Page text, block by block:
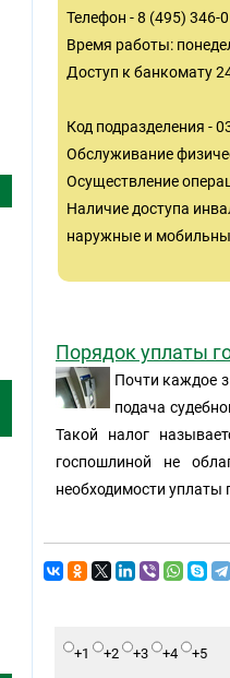
Телефон - 8 (495) 346-
Время работы:
Доступ к банкомату
Код подразделения -
Обслуживание
Осуществление
Наличие доступа
наружные и
Порядок уплаты
Почти каждое
подача
Такой налог
госпошлиной не
необходимости
+1 +2 +3 +4 +5